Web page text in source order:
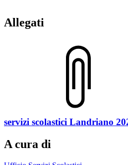
Allegati
servizi scolastici Landriano
A cura di